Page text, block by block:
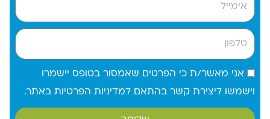
אני מאשר/ת כי הפרטים שאמסור בטופס יישמרו
וישמשו ליצירת קשר בהתאם למדיניות הפרטיות באתר.